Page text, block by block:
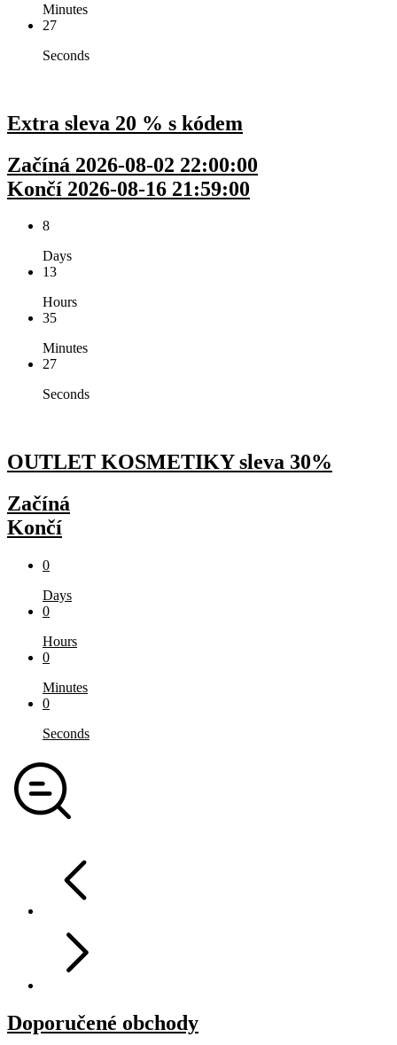
Minutes
27
Seconds
Extra sleva 20 % s kódem
Začíná 2026-08-02 22:00:00
Končí 2026-08-16 21:59:00
8
Days
13
Hours
35
Minutes
27
Seconds
OUTLET KOSMETIKY sleva 30%
Začíná
Končí
0
Days
0
Hours
0
Minutes
0
Seconds
Doporučené obchody